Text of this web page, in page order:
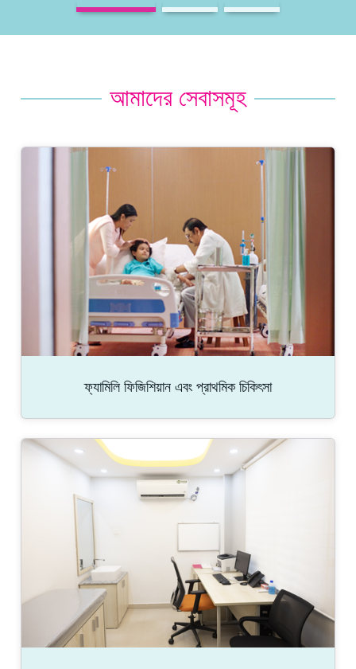
আমাদের সেবাসমূহ
ফ্যামিলি ফিজিশিয়ান এবং প্রাথমিক চিকিৎসা